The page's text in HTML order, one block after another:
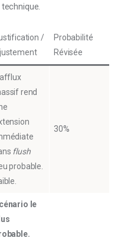
/
Probabilité
Révisée
rend
flush
probable.
30%
le